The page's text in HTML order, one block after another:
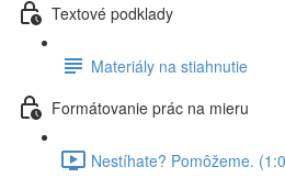
Textové podklady
Materiály na stiahnutie
Formátovanie prác na mieru
Nestíhate? Pomôžeme.